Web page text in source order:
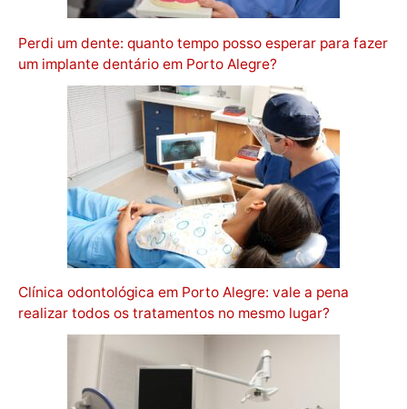
Perdi um dente: quanto tempo posso esperar para fazer
um implante dentário em Porto Alegre?
Clínica odontológica em Porto Alegre: vale a pena
realizar todos os tratamentos no mesmo lugar?